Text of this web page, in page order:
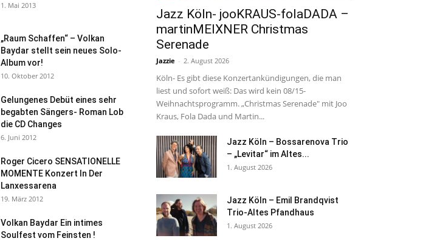
1. Mai 2013
„Raum Schaffen“ – Volkan
Baydar stellt sein neues Solo-
Album vor!
10. Oktober 2012
Gelungenes Debüt eines sehr
begabten Sängers- Roman Lob
die CD Changes
6. Juni 2012
Roger Cicero SENSATIONELLE
MOMENTE Konzert In Der
Lanxessarena
19. März 2012
Volkan Baydar Ein intimes
Soulfest vom Feinsten !
Jazz Köln- jooKRAUS-folaDADA –
martinMEIXNER Christmas
Serenade
Jazzie - 2. August 2026
Köln- Es gibt diese Konzertankündigungen, die man
liest und sofort weiß: Das wird kein 08/15-
Weihnachtsprogramm. „Christmas Serenade" mit Joo
Kraus, Fola Dada und Martin...
Jazz Köln – Bossarenova Trio
– „Levitar“ im Altes...
1. August 2026
Jazz Köln – Emil Brandqvist
Trio-Altes Pfandhaus
1. August 2026